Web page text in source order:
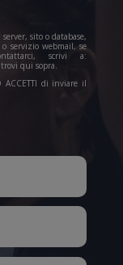
sito o database,
servizio webmail, se
scrivi a:
qui sopra.
ACCETTI di inviare il